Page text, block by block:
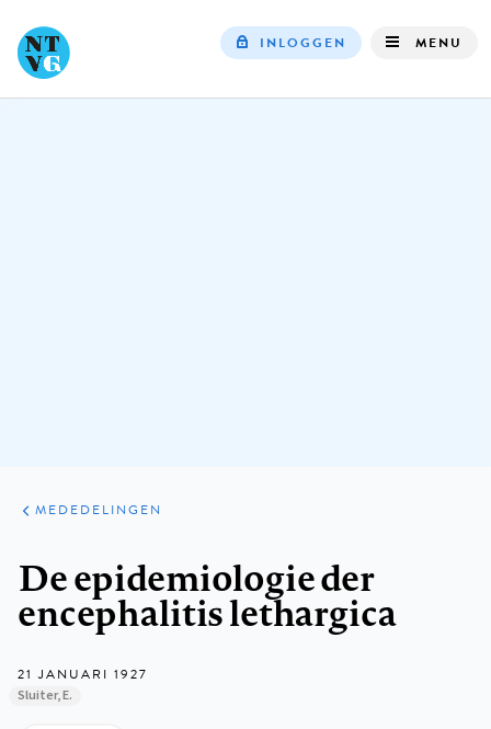
INLOGGEN MENU
ARTIKELEN
VARIA
MEDEDELINGEN
De epidemiologie der
encephalitis lethargica
21 JANUARI 1927
Sluiter, E.